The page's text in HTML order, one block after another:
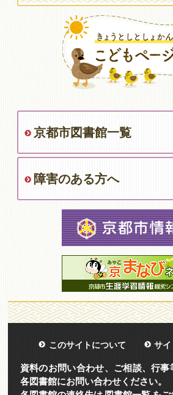
京都市図書館一覧
障害のある方へ
このサイトについて サ
資料のお問い合わせ、ご相談、行
各図書館にお問い合わせください。